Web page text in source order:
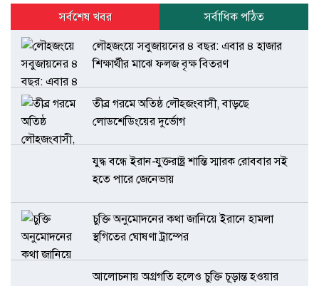
সর্বশেষ খবর
সর্বাধিক পঠিত
লৌহজংয়ে সবুজায়নের ৪ বছর: এবার ৪ হাজার
শিক্ষার্থীর মাঝে ফলজ বৃক্ষ বিতরণ
তীব্র গরমে অতিষ্ঠ লৌহজংবাসী, বাড়ছে
লোডশেডিংয়ের দুর্ভোগ
যুদ্ধ বন্ধে ইরান-যুক্তরাষ্ট্র শান্তি স্মারক রোববার সই
হতে পারে জেনেভায়
চুক্তি অনুমোদনের কথা জানিয়ে ইরানে হামলা
স্থগিতের ঘোষণা ট্রাম্পের
আলোচনায় অগ্রগতি হলেও চুক্তি চূড়ান্ত হওয়ার